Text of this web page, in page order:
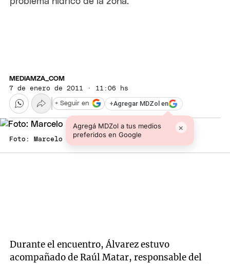
MEDIAMZA_COM
7 de enero de 2011 · 11:06 hs
+Agregar MDZol en
Agregá MDZol a tus medios
preferidos en Google
×
+ Seguir en
Foto: Marcelo Schmitt/Mediamza.com
Durante el encuentro, Álvarez estuvo
acompañado de Raúl Matar, responsable del